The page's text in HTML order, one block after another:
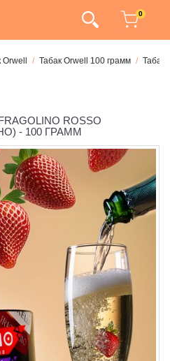
0
Табак Orwell 100 грамм Табак
ROSSO
- 100 ГРАММ